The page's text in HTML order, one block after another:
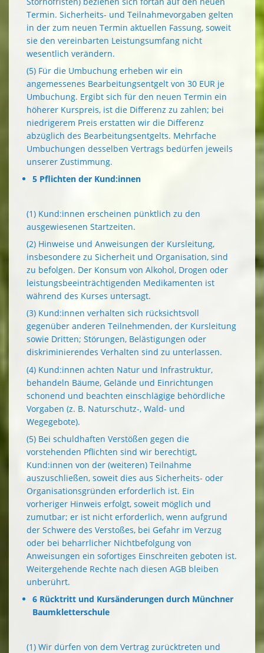
Termin. Sicherheits- und Teilnahmevorgaben gelten
in der zum neuen Termin aktuellen Fassung, soweit
sie den vereinbarten Leistungsumfang nicht
wesentlich verändern.
(5) Für die Umbuchung erheben wir ein
angemessenes Bearbeitungsentgelt von 30 EUR je
Umbuchung. Ergibt sich für den neuen Termin ein
höherer Kurspreis, ist die Differenz zu zahlen; bei
niedrigerem Preis erstatten wir die Differenz
abzüglich des Bearbeitungsentgelts. Mehrfache
Umbuchungen desselben Vertrags bedürfen jeweils
unserer Zustimmung.
5 Pflichten der Kund:innen
(1) Kund:innen erscheinen pünktlich zu den
ausgewiesenen Startzeiten.
(2) Hinweise und Anweisungen der Kursleitung,
insbesondere zu Sicherheit und Organisation, sind
zu befolgen. Der Konsum von Alkohol, Drogen oder
leistungsbeeinträchtigenden Medikamenten ist
während des Kurses untersagt.
(3) Kund:innen verhalten sich rücksichtsvoll
gegenüber anderen Teilnehmenden, der Kursleitung
sowie Dritten; Störungen, Belästigungen oder
diskriminierendes Verhalten sind zu unterlassen.
(4) Kund:innen achten Natur und Infrastruktur,
behandeln Bäume, Gelände und Einrichtungen
schonend und beachten einschlägige behördliche
Vorgaben (z. B. Naturschutz-, Wald- und
Wegegebote).
(5) Bei schuldhaften Verstößen gegen die
vorstehenden Pflichten sind wir berechtigt,
Kund:innen von der (weiteren) Teilnahme
auszuschließen, soweit dies aus Sicherheits- oder
Organisations­gründen erforderlich ist. Ein
vorheriger Hinweis erfolgt, soweit möglich und
zumutbar; er ist nicht erforderlich, wenn aufgrund
der Schwere des Verstoßes, bei Gefahr im Verzug
oder bei beharrlicher Nichtbefolgung von
Anweisungen ein sofortiges Einschreiten geboten ist.
Weitergehende Rechte nach diesen AGB bleiben
unberührt.
6 Rücktritt und Kursänderungen durch Münchner
Baumkletterschule
(1) Wir dürfen von dem Vertrag zurücktreten und